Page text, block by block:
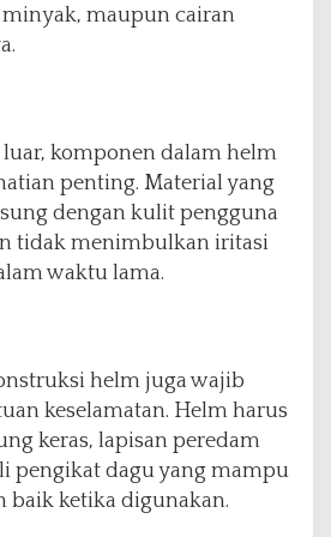
maupun cairan
luar, komponen dalam helm
penting. Material yang
dengan kulit pengguna
tidak menimbulkan iritasi
waktu lama.
helm juga wajib
keselamatan. Helm harus
keras, lapisan peredam
pengikat dagu yang mampu
baik ketika digunakan.